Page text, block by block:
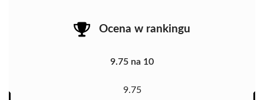
Ocena w rankingu
9.75 na 10
9.75